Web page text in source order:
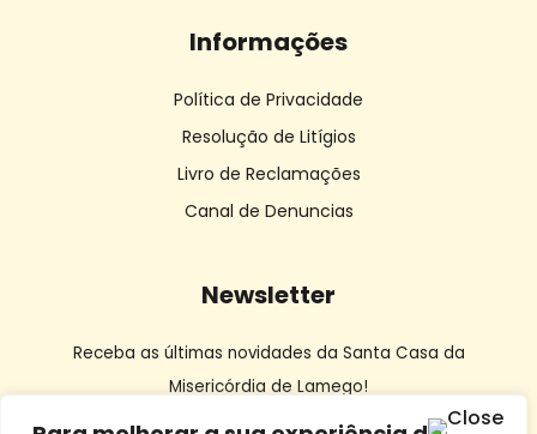
Informações
Política de Privacidade
Resolução de Litígios
Livro de Reclamações
Canal de Denuncias
Newsletter
Receba as últimas novidades da Santa Casa da
Misericórdia de Lamego!